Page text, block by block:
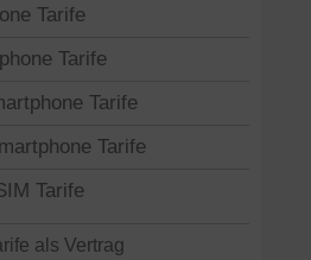
Tarife
Tarife
Tarife
Tarife
Tarife
als Vertrag